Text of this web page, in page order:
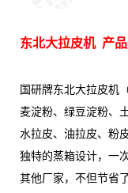
东北大拉皮机 产品
国研牌东北大拉皮机
麦淀粉、绿豆淀粉、
水拉皮、油拉皮、粉
独特的蒸箱设计，一
其他厂家，不但节省